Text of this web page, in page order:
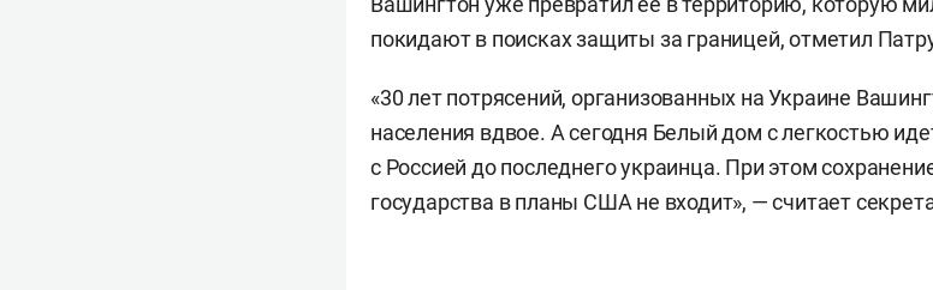
покидают в поисках защиты за границей, отметил
«30 лет потрясений, организованных на Украине
населения вдвое. А сегодня Белый дом с легкостью
с Россией до последнего украинца. При этом
государства в планы США не входит», — считает